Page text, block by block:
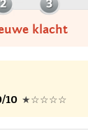
klacht
10 ★☆☆☆☆